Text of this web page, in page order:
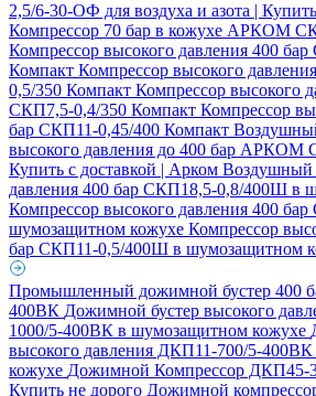
2,5/6-30-ОФ для воздуха и азота | Купить
Компрессор 70 бар в кожухе АРКОМ
Компрессор высокого давления 400
Компакт Компрессор высокого
0,5/350 Компакт Компрессор высокого
СКП7,5-0,4/350 Компакт Компрессор
бар СКП11-0,45/400 Компакт
высокого давления до 400 бар
Купить с доставкой | Арком Воздушный
давления 400 бар СКП18,5-0,8/400Ш в
Компрессор высокого давления 400
шумозащитном кожухе Компрессор
бар СКП11-0,5/400Ш в шумозащитном
Промышленный дожимной бустер 400
400ВК Дожимной бустер высокого
1000/5-400ВК в шумозащитном кожухе
высокого давления ДКП11-700/5-
кожухе Дожимной Компрессор ДКП45-
Купить не дорого Дожимной